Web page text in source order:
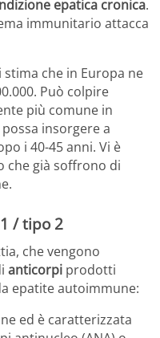
epatica cronica.
immunitario attacca
che in Europa ne
Può colpire
più comune in
insorgere a
i 40-45 anni. Vi è
che già soffrono di
/ tipo 2
che vengono
anticorpi prodotti
epatite autoimmune:
ed è caratterizzata